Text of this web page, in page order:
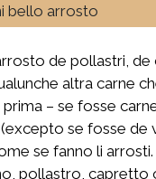
bello arrosto
de pollastri, de
altra carne
– se fosse
se fosse de
se fanno li
pollastro, capretto